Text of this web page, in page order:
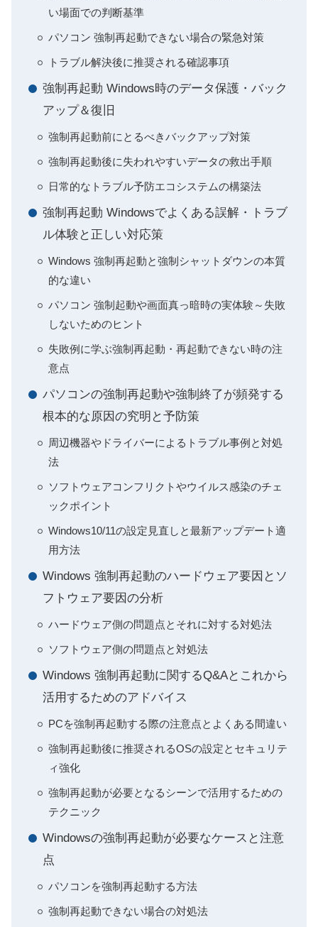
い場面での判断基準
パソコン 強制再起動できない場合の緊急対策
トラブル解決後に推奨される確認事項
強制再起動 Windows時のデータ保護・バック
アップ＆復旧
強制再起動前にとるべきバックアップ対策
強制再起動後に失われやすいデータの救出手順
日常的なトラブル予防エコシステムの構築法
強制再起動 Windowsでよくある誤解・トラブ
ル体験と正しい対応策
Windows 強制再起動と強制シャットダウンの本質
的な違い
パソコン 強制起動や画面真っ暗時の実体験～失敗
しないためのヒント
失敗例に学ぶ強制再起動・再起動できない時の注
意点
パソコンの強制再起動や強制終了が頻発する
根本的な原因の究明と予防策
周辺機器やドライバーによるトラブル事例と対処
法
ソフトウェアコンフリクトやウイルス感染のチェ
ックポイント
Windows10/11の設定見直しと最新アップデート適
用方法
Windows 強制再起動のハードウェア要因とソ
フトウェア要因の分析
ハードウェア側の問題点とそれに対する対処法
ソフトウェア側の問題点と対処法
Windows 強制再起動に関するQ&Aとこれから
活用するためのアドバイス
PCを強制再起動する際の注意点とよくある間違い
強制再起動後に推奨されるOSの設定とセキュリテ
ィ強化
強制再起動が必要となるシーンで活用するための
テクニック
Windowsの強制再起動が必要なケースと注意
点
パソコンを強制再起動する方法
強制再起動できない場合の対処法